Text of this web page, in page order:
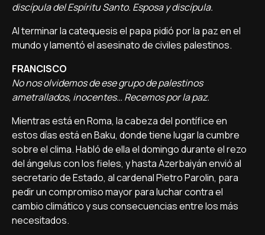
discípula del Espíritu Santo. Esposa y discípula.
Al terminar la catequesis el papa pidió por la paz en el
mundo y lamentó el asesinato de civiles palestinos.
FRANCISCO
No nos olvidemos de ese grupo de palestinos
ametrallados, inocentes… Recemos por la paz.
Mientras está en Roma, la cabeza del pontífice en
estos días está en Baku, donde tiene lugar la cumbre
sobre el clima. Habló de ella el domingo durante el rezo
del ángelus con los fieles, y hasta Azerbaiyán envió al
secretario de Estado, al cardenal Pietro Parolin, para
pedir un compromiso mayor para luchar contra el
cambio climático y sus consecuencias entre los más
necesitados.